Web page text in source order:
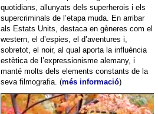
quotidians, allunyats dels superherois i els
supercriminals de l’etapa muda. En arribar
als Estats Units, destaca en gèneres com el
western, el d’espies, el d’aventures i,
sobretot, el noir, al qual aporta la influència
estètica de l’expressionisme alemany, i
manté molts dels elements constants de la
seva filmografia. (més informació)